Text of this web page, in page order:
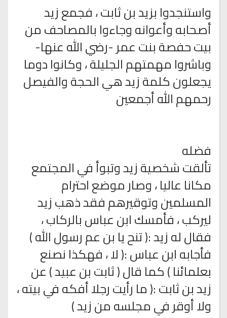
واستنجدوا بزيد بن ثابت ، فجمع زيد
أصحابه وأعوانه وجاءوا بالمصاحف من
بيت حفصة بنت عمر -رضي الله عنها-
وباشروا مهمتهم الجليلة ، وكانوا دوما
يجعلون كلمة زيد هي الحجة والفيصل
رحمهم الله أجمعين
فضله
تألقت شخصية زيد وتبوأ في المجتمع
مكانا عاليا ، وصار موضع احترام
المسلمين وتوقيرهم فقد ذهب زيد
ليركب ، فأمسك ابن عباس بالركاب ،
فقال له زيد :( تنح يا بن عم رسول الله )
فأجابه ابن عباس :( لا ، فهكذا نصنع
بعلمائنا ) كما قال ( ثابت بن عبيد ) عن
زيد بن ثابت :( ما رأيت رجلا أفكه في بيته ،
ولا أوقر في مجلسه من زيد )